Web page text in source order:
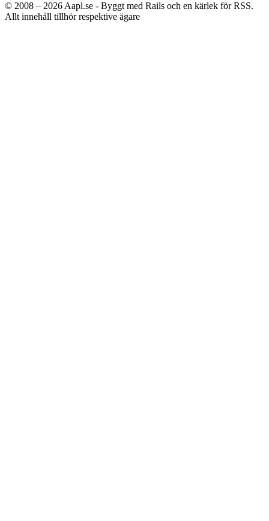
© 2008 – 2026 Aapl.se - Byggt med Rails och en kärlek för RSS.
Allt innehåll tillhör respektive ägare